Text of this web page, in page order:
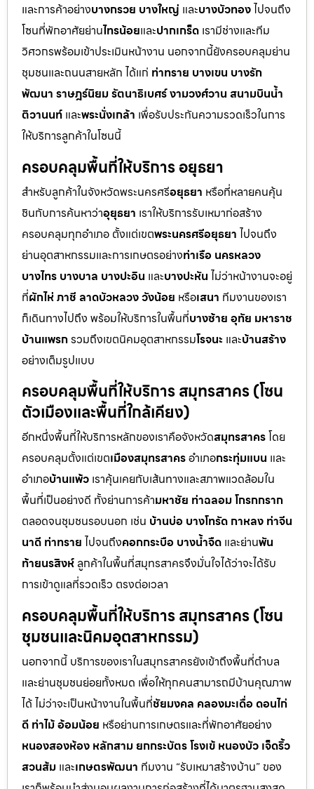
และการค้าอย่างบางกรวย บางใหญ่ และบางบัวทองไปจนถึง
โซนที่พักอาศัยย่านไทรน้อยและปากเกร็ด เรามีช่างและทีม
วิศวกรพร้อมเข้าประเมินหน้างาน นอกจากนี้ยังครอบคลุมย่าน
ชุมชนและถนนสายหลัก ได้แก่ ท่าทราย บางเขน บางรัก
พัฒนา ราษฎร์นิยม รัตนาธิเบศร์ งามวงศ์วาน สนามบินน้ำ
ติวานนท์ และพระนั่งเกล้า เพื่อรับประกันความรวดเร็วในการ
ให้บริการลูกค้าในโซนนี้
ครอบคลุมพื้นที่ให้บริการ อยุธยา
สำหรับลูกค้าในจังหวัดพระนครศรีอยุธยา หรือที่หลายคนคุ้น
ชินกับการค้นหาว่าอุยุธยา เราให้บริการรับเหมาก่อสร้าง
ครอบคลุมทุกอำเภอ ตั้งแต่เขตพระนครศรีอยุธยา ไปจนถึง
ย่านอุตสาหกรรมและการเกษตรอย่างท่าเรือ นครหลวง
บางไทร บางบาล บางปะอิน และบางปะหัน ไม่ว่าหน้างานจะอยู่
ที่ผักไห่ ภาชี ลาดบัวหลวง วังน้อย หรือเสนา ทีมงานของเรา
ก็เดินทางไปถึง พร้อมให้บริการในพื้นที่บางซ้าย อุทัย มหาราช
บ้านแพรกรวมถึงเขตนิคมอุตสาหกรรมโรจนะ และบ้านสร้าง
อย่างเต็มรูปแบบ
ครอบคลุมพื้นที่ให้บริการ สมุทรสาคร (โซน
ตัวเมืองและพื้นที่ใกล้เคียง)
อีกหนึ่งพื้นที่ให้บริการหลักของเราคือจังหวัดสมุทรสาครโดย
ครอบคลุมตั้งแต่เขตเมืองสมุทรสาครอำเภอกระทุ่มแบน และ
อำเภอบ้านแพ้ว เราคุ้นเคยกับเส้นทางและสภาพแวดล้อมใน
พื้นที่เป็นอย่างดี ทั้งย่านการค้ามหาชัย ท่าฉลอม โกรกกราก
ตลอดจนชุมชนรอบนอก เช่น บ้านบ่อ บางโทรัด กาหลง ท่าจีน
นาดี ท่าทราย ไปจนถึงคอกกระบือ บางน้ำจืด และย่านพัน
ท้ายนรสิงห์ ลูกค้าในพื้นที่สมุทรสาครจึงมั่นใจได้ว่าจะได้รับ
การเข้าดูแลที่รวดเร็ว ตรงต่อเวลา
ครอบคลุมพื้นที่ให้บริการ สมุทรสาคร (โซน
ชุมชนและนิคมอุตสาหกรรม)
นอกจากนี้ บริการของเราในสมุทรสาครยังเข้าถึงพื้นที่ตำบล
และย่านชุมชนย่อยทั้งหมด เพื่อให้ทุกคนสามารถมีบ้านคุณภาพ
ได้ ไม่ว่าจะเป็นหน้างานในพื้นที่ชัยมงคล คลองมะเดื่อ ดอนไก่
ดี ท่าไม้ อ้อมน้อย หรือย่านการเกษตรและที่พักอาศัยอย่าง
หนองสองห้อง หลักสาม ยกกระบัตร โรงเข้ หนองบัว เจ็ดริ้ว
สวนส้ม และเกษตรพัฒนา ทีมงาน “รับเหมาสร้างบ้าน” ของ